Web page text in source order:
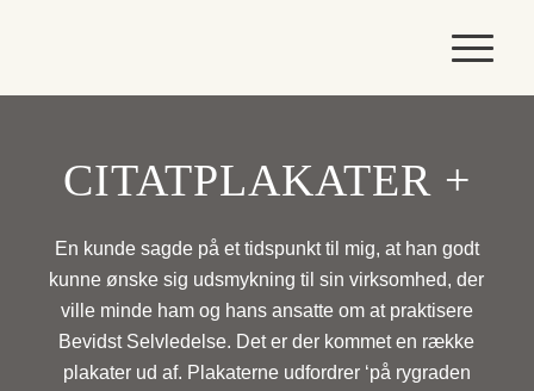
CITATPLAKATER +
En kunde sagde på et tidspunkt til mig, at han godt
kunne ønske sig udsmykning til sin virksomhed, der
ville minde ham og hans ansatte om at praktisere
Bevidst Selvledelse. Det er der kommet en række
plakater ud af. Plakaterne udfordrer ‘på rygraden